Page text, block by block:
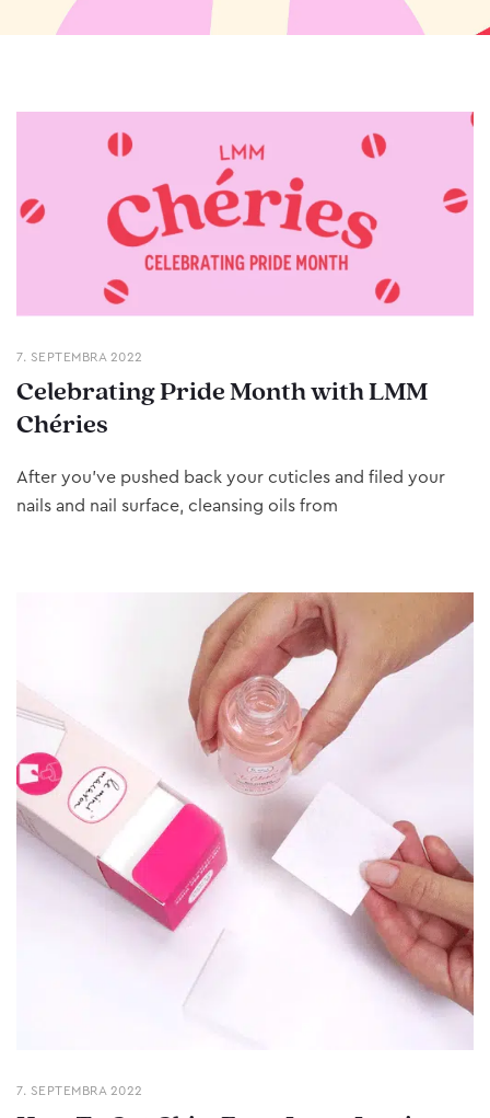
7. SEPTEMBRA 2022
Celebrating Pride Month with LMM
Chéries
After you’ve pushed back your cuticles and filed your
nails and nail surface, cleansing oils from
7. SEPTEMBRA 2022